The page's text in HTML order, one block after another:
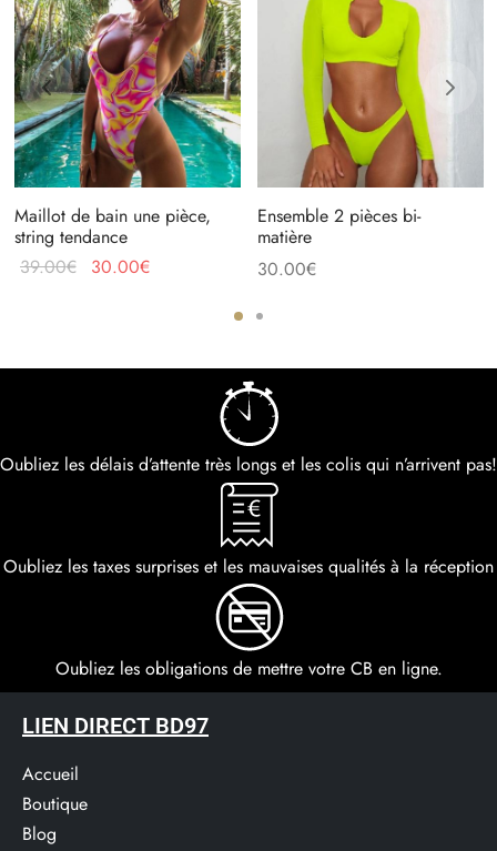
Maillot de bain une pièce,
string tendance
39.00€ 30.00€
Ensemble 2 pièces bi-
matière
30.00€
Oubliez les délais d’attente très longs et les colis qui n’arrivent pas!
Oubliez les taxes surprises et les mauvaises qualités à la réception
Oubliez les obligations de mettre votre CB en ligne.
LIEN DIRECT BD97
Accueil
Boutique
Blog